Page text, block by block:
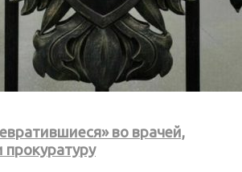
во врачей,
прокуратуру